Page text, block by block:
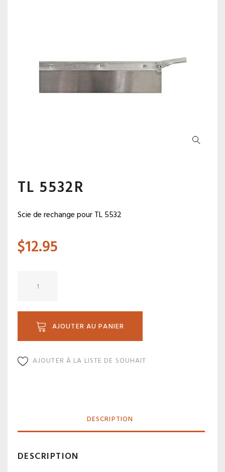
TL 5532R
Scie de rechange pour TL 5532
$12.95
5532R
AJOUTER AU PANIER
AJOUTER À LA LISTE DE SOUHAIT
DESCRIPTION
DESCRIPTION